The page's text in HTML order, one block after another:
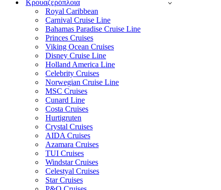
Κρουαζερόπλοια
Royal Caribbean
Carnival Cruise Line
Bahamas Paradise Cruise Line
Princes Cruises
Viking Ocean Cruises
Disney Cruise Line
Holland America Line
Celebrity Cruises
Norwegian Cruise Line
MSC Cruises
Cunard Line
Costa Cruises
Hurtigruten
Crystal Cruises
AIDA Cruises
Azamara Cruises
TUI Cruises
Windstar Cruises
Celestyal Cruises
Star Cruises